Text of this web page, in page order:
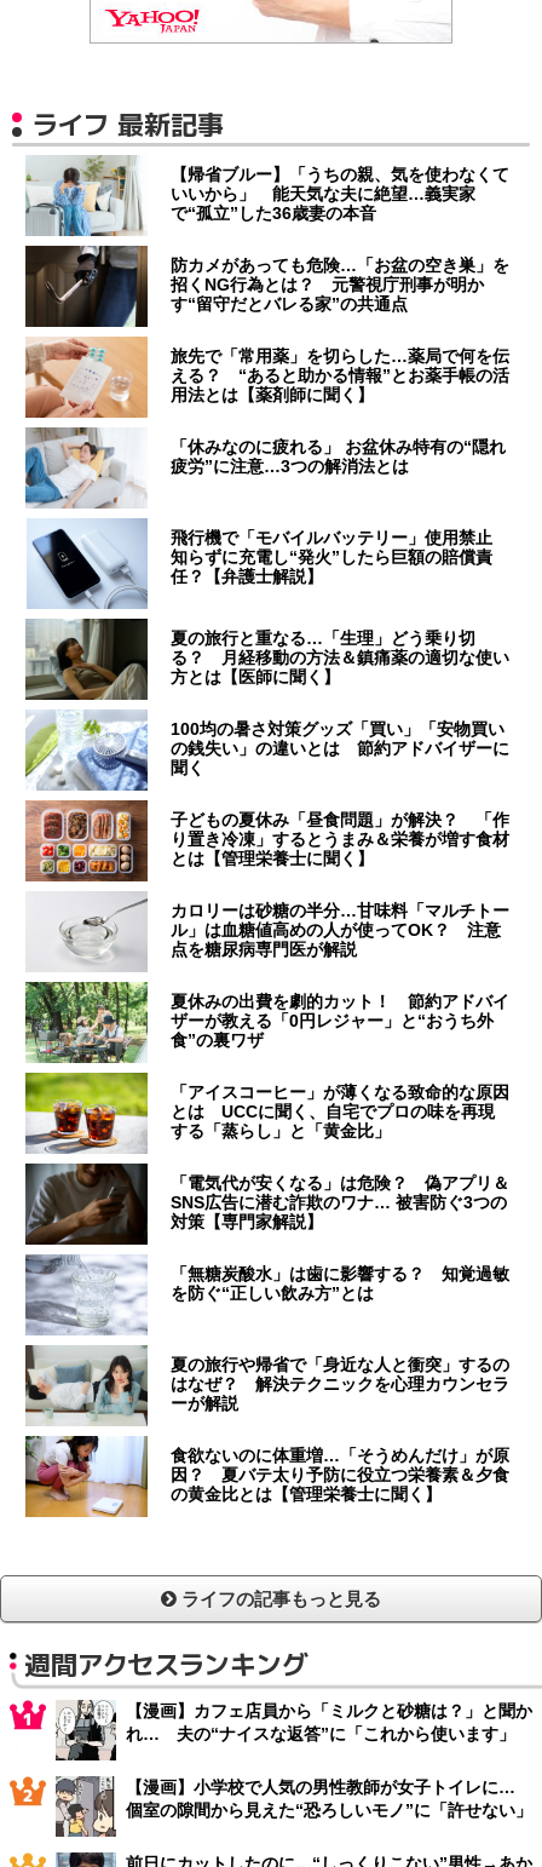
ライフ 最新記事
【帰省ブルー】「うちの親、気を使わなくて
いいから」 能天気な夫に絶望…義実家
で“孤立”した36歳妻の本音
防カメがあっても危険…「お盆の空き巣」を
招くNG行為とは？ 元警視庁刑事が明か
す“留守だとバレる家”の共通点
旅先で「常用薬」を切らした…薬局で何を伝
える？ “あると助かる情報”とお薬手帳の活
用法とは【薬剤師に聞く】
「休みなのに疲れる」 お盆休み特有の“隠れ
疲労”に注意…3つの解消法とは
飛行機で「モバイルバッテリー」使用禁止
知らずに充電し“発火”したら巨額の賠償責
任？【弁護士解説】
夏の旅行と重なる…「生理」どう乗り切
る？ 月経移動の方法＆鎮痛薬の適切な使い
方とは【医師に聞く】
100均の暑さ対策グッズ「買い」「安物買い
の銭失い」の違いとは 節約アドバイザーに
聞く
子どもの夏休み「昼食問題」が解決？ 「作
り置き冷凍」するとうまみ＆栄養が増す食材
とは【管理栄養士に聞く】
カロリーは砂糖の半分…甘味料「マルチトー
ル」は血糖値高めの人が使ってOK？ 注意
点を糖尿病専門医が解説
夏休みの出費を劇的カット！ 節約アドバイ
ザーが教える「0円レジャー」と“おうち外
食”の裏ワザ
「アイスコーヒー」が薄くなる致命的な原因
とは UCCに聞く、自宅でプロの味を再現
する「蒸らし」と「黄金比」
「電気代が安くなる」は危険？ 偽アプリ＆
SNS広告に潜む詐欺のワナ… 被害防ぐ3つの
対策【専門家解説】
「無糖炭酸水」は歯に影響する？ 知覚過敏
を防ぐ“正しい飲み方”とは
夏の旅行や帰省で「身近な人と衝突」するの
はなぜ？ 解決テクニックを心理カウンセラ
ーが解説
食欲ないのに体重増…「そうめんだけ」が原
因？ 夏バテ太り予防に役立つ栄養素＆夕食
の黄金比とは【管理栄養士に聞く】
ライフの記事もっと見る
週間アクセスランキング
【漫画】カフェ店員から「ミルクと砂糖は？」と聞か
れ… 夫の“ナイスな返答”に「これから使います」
【漫画】小学校で人気の男性教師が女子トイレに…
個室の隙間から見えた“恐ろしいモノ”に「許せない」